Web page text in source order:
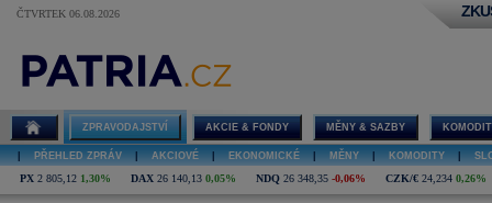
ČTVRTEK 06.08.2026
ZPRAVODAJSTVÍ AKCIE & FONDY MĚNY & SAZBY
PŘEHLED ZPRÁV AKCIOVÉ EKONOMICKÉ MĚNY KOMODITY
PX 2 805,12 1,30% DAX 26 140,13 0,05% NDQ 26 348,35 -0,06% CZK/€ 24,234 0,26%